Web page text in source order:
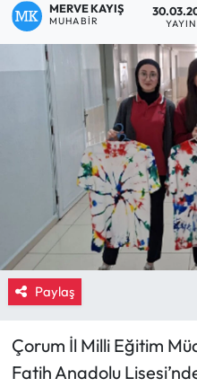
MERVE KAYIŞ
MUHABIR
Paylaş
Çorum İl Milli Eğitim
Fatih Anadolu
Çorum Son Dakika
Dodurga Haberleri
Eğitim
Ekonomi
Güncel
İskilip Haberleri
Kimdir?
Son Dakika Haberleri
Haber Arşivi